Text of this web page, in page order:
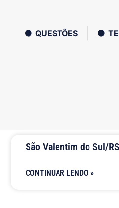
QUESTÕES
São Valentim do Sul/RS
CONTINUAR LENDO »